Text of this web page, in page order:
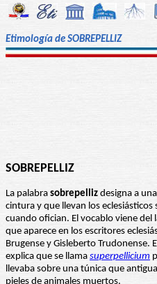
Etimología de SOBREPELLIZ
SOBREPELLIZ
La palabra sobrepelliz designa a
cintura y que llevan los
cuando ofician. El vocablo viene del
que aparece en los escritores
Brugense y Gisleberto Trudonense.
explica que se llama superpellicium
llevaba sobre una túnica que
pieles de animales muertos.